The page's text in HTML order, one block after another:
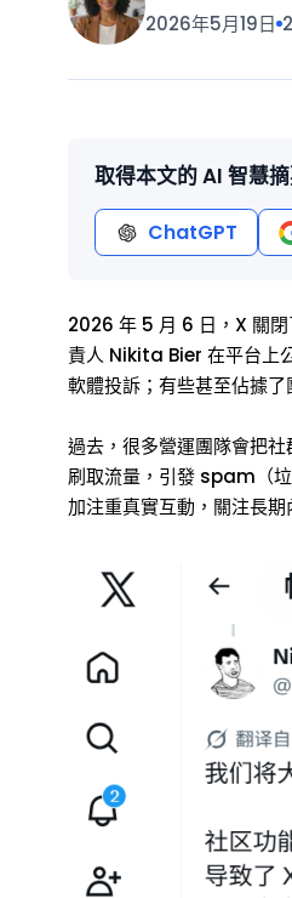
2026年5月19日
取得本文的 AI 智慧
ChatGPT
2026 年 5 月 6 日，X 關閉
責人 Nikita Bier 在平台上
軟體投訴；有些甚至佔據
過去，很多營運團隊會把
刷取流量，引發 spam（
加注重真實互動，關注長